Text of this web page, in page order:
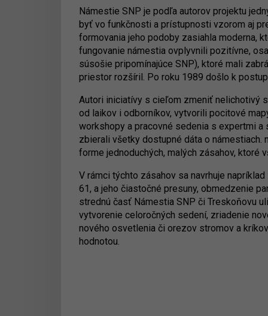
Námestie SNP je podľa autorov projektu
byť vo funkčnosti a prístupnosti vzorom aj
formovania jeho podoby zasiahla moderna,
fungovanie námestia ovplyvnili pozitívne,
súsošie pripomínajúce SNP), ktoré mali
priestor rozšíril. Po roku 1989 došlo k
Autori iniciatívy s cieľom zmeniť nelichotivý
od laikov i odborníkov, vytvorili pocitové
workshopy a pracovné sedenia s expertmi
zbierali všetky dostupné dáta o
forme jednoduchých, malých zásahov,
V rámci týchto zásahov sa navrhuje
61, a jeho čiastočné presuny, obmedzenie
strednú časť Námestia SNP či Treskoňovu
vytvorenie celoročných sedení, zriadenie
nového osvetlenia či orezov stromov a
hodnotou.